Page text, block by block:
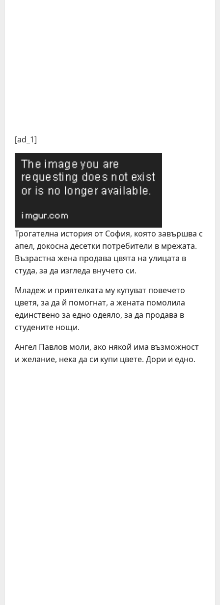
[ad_1]
Трогателна история от София, която завършва с
апел, докосна десетки потребители в мрежата.
Възрастна жена продава цвята на улицата в
студа, за да изгледа внучето си.
Младеж и приятелката му купуват повечето
цветя, за да й помогнат, а жената помолила
единствено за едно одеяло, за да продава в
студените нощи.
Ангел Павлов моли, ако някой има възможност
и желание, нека да си купи цвете. Дори и едно.